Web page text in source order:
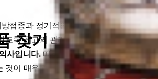
찾기
접종과 정기적인 병원 방문이 필요합니다.
도록 최고의 관리를 해 줄 수 있습니다.강
사입니다. 따라서 강아지가 오랫동안 건강
이 매우 중요합니다.